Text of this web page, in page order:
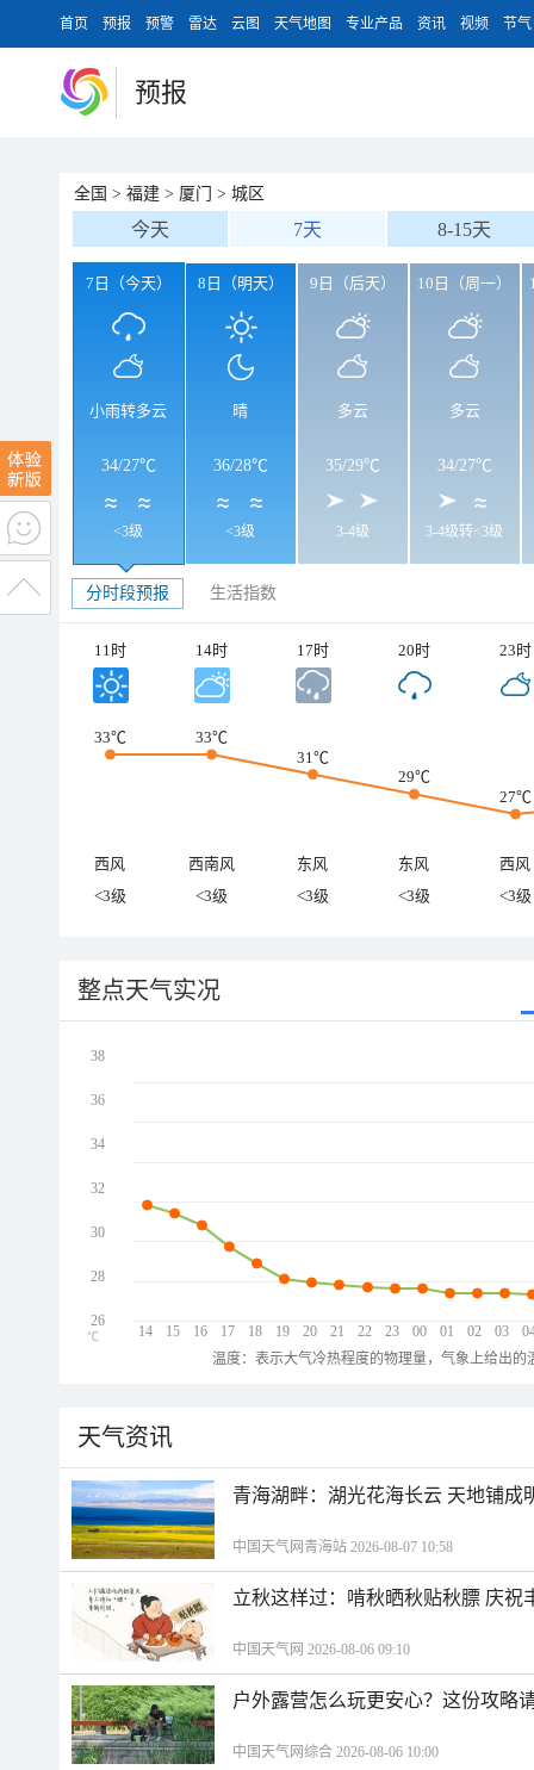
首页 预报 预警 雷达 云图 天气地图 专业产品 资讯 视频 节气
预报
全国 > 福建 > 厦门 > 城区
今天 7天 8-15天
7日（今天）
小雨转多云
34/27℃
<3级
8日（明天）
晴
36/28℃
<3级
9日（后天）
多云
35/29℃
3-4级
10日（周一）
多云
34/27℃
3-4级转<3级
分时段预报 生活指数
11时 14时 17时 20时 23时
33℃
33℃
31℃
29℃
27℃
西风 西南风 东风 东风
西风
<3级
<3级 <3级 <3级 <3级
整点天气实况
14 15 16 17 18 19 20 21 22 23 00 01 02 03
38
36
34
32
30
28
26
℃
温度：表示大气冷热程度的物理量，气象上给出
天气资讯
青海湖畔：湖光花海长云 天地铺成
中国天气网青海站 2026-08-07 10:58
立秋这样过：啃秋晒秋贴秋膘 庆祝
中国天气网 2026-08-06 09:10
户外露营怎么玩更安心？这份攻略
中国天气网综合 2026-08-06 10:00